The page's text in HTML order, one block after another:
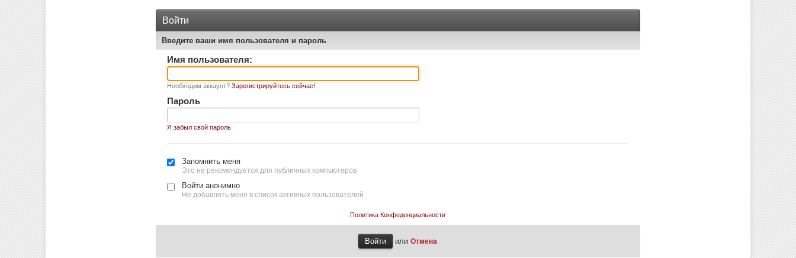
Войти
Введите ваши имя пользователя и пароль
Имя пользователя:
Необходим аккаунт? Зарегистрируйтесь сейчас!
Пароль
Я забыл свой пароль
Запомнить меня
Это не рекомендуется для публичных компьютеров
Войти анонимно
Не добавлять меня в список активных пользователей
Политика Конфеденциальности
илиОтмена